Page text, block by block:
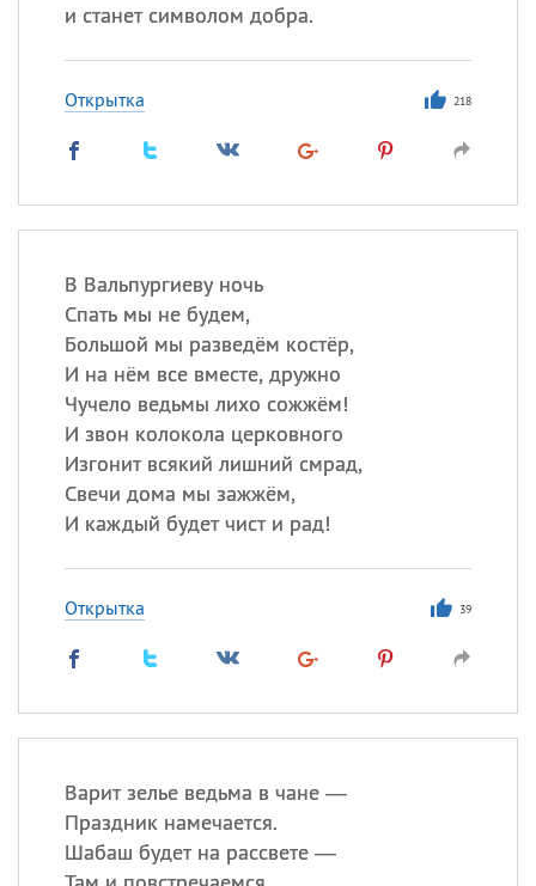
и станет символом добра.
Открытка 218
В Вальпургиеву ночь
Спать мы не будем,
Большой мы разведём костёр,
И на нём все вместе, дружно
Чучело ведьмы лихо сожжём!
И звон колокола церковного
Изгонит всякий лишний смрад,
Свечи дома мы зажжём,
И каждый будет чист и рад!
Открытка 39
Варит зелье ведьма в чане —
Праздник намечается.
Шабаш будет на рассвете —